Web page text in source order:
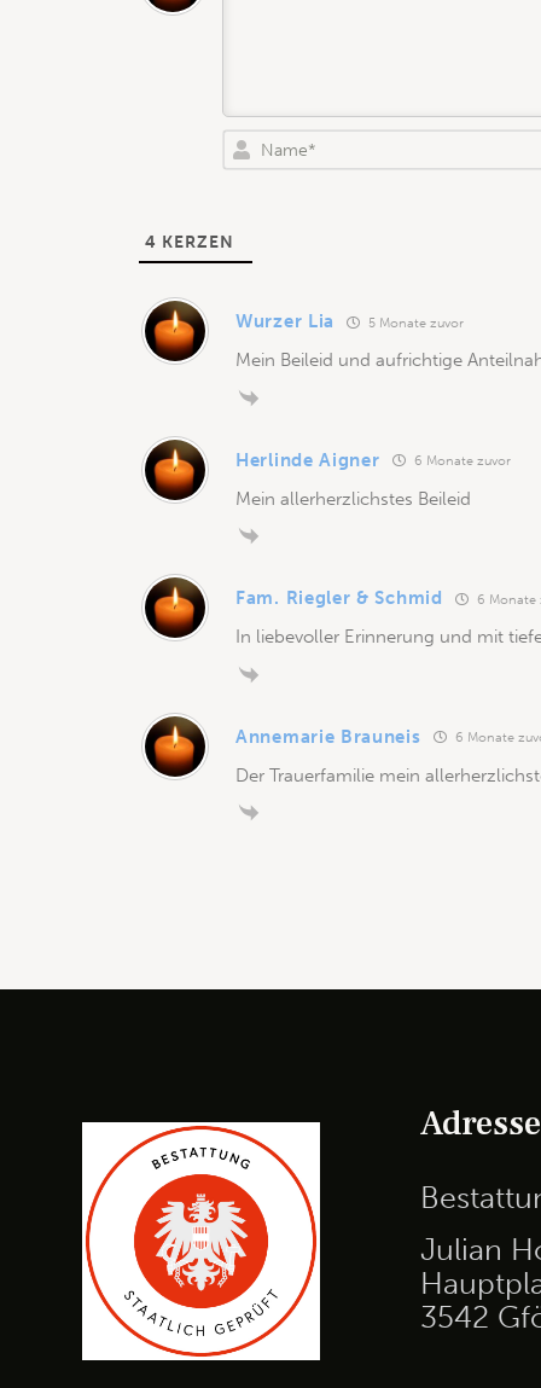
4 KERZEN
Wurzer Lia 5 Monate zuvor
Mein Beileid und aufrichtige
Herlinde Aigner 6 Monate zuvor
Mein allerherzlichstes Beileid
Fam. Riegler & Schmid 6 Monate
In liebevoller Erinnerung und mit
Annemarie Brauneis 6 Monate
Der Trauerfamilie mein
Adresse
Julian
3542